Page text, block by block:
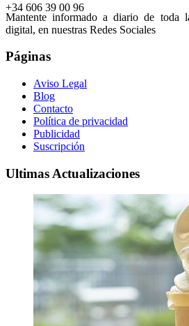
+34 606 39 00 96
Mantente informado a diario de toda
digital, en nuestras Redes Sociales
Páginas
Aviso Legal
Blog
Contacto
Política de privacidad
Publicidad
Suscripción
Ultimas Actualizaciones